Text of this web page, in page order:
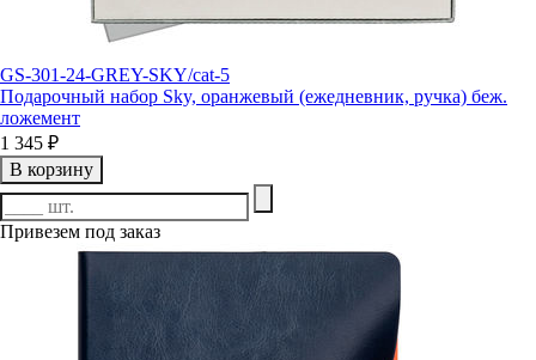
GS-301-24-GREY-SKY/cat-5
Подарочный набор Sky, оранжевый (ежедневник, ручка) беж.
ложемент
1 345 ₽
В корзину
Привезем под заказ